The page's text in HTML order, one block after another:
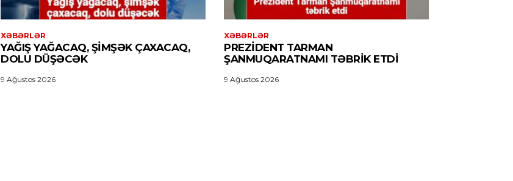
XƏBƏRLƏR
YAĞIŞ YAĞACAQ, ŞIMŞƏK ÇAXACAQ,
DOLU DÜŞƏCƏK
9 Ağustos 2026
XƏBƏRLƏR
PREZIDENT TARMAN
ŞANMUQARATNAMI TƏBRIK ETDI
9 Ağustos 2026